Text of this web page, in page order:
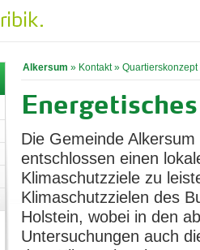
Alkersum » Kontakt» Quartierskonzept
Die Gemeinde
entschlossen einen
Klimaschutzziele zu
Klimaschutzzielen des
Holstein, wobei in den
Untersuchungen auch